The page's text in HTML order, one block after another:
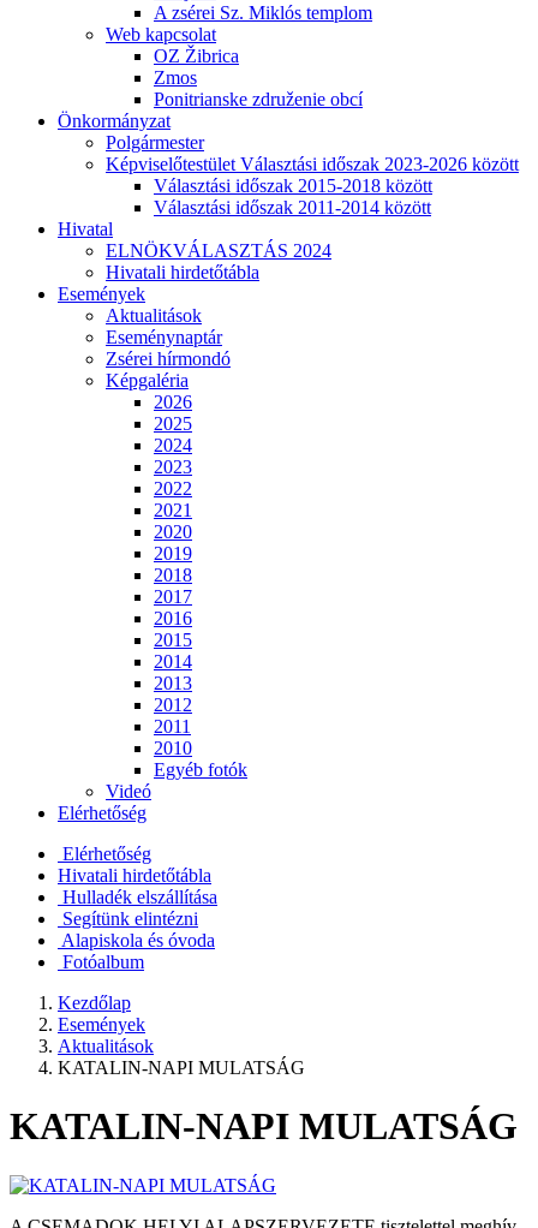
A zsérei Sz. Miklós templom
Web kapcsolat
OZ Žibrica
Zmos
Ponitrianske združenie obcí
Önkormányzat
Polgármester
Képviselőtestület Választási időszak 2023-2026 között
Választási időszak 2015-2018 között
Választási időszak 2011-2014 között
Hivatal
ELNÖKVÁLASZTÁS 2024
Hivatali hirdetőtábla
Események
Aktualitások
Eseménynaptár
Zsérei hírmondó
Képgaléria
2026
2025
2024
2023
2022
2021
2020
2019
2018
2017
2016
2015
2014
2013
2012
2011
2010
Egyéb fotók
Videó
Elérhetőség
Elérhetőség
Hivatali hirdetőtábla
Hulladék elszállítása
Segítünk elintézni
Alapiskola és óvoda
Fotóalbum
Kezdőlap
Események
Aktualitások
KATALIN-NAPI MULATSÁG
KATALIN-NAPI MULATSÁG